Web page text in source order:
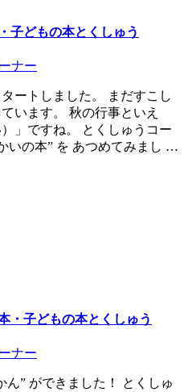
子どもの本とくしゅう
ナー
ートしました。 まだすこし
います。 秋の行事といえ
」ですね。 とくしゅうコー
いの本” を あつめてみまし …
・子どもの本とくしゅう
ナー
” ができました！ とくしゅ